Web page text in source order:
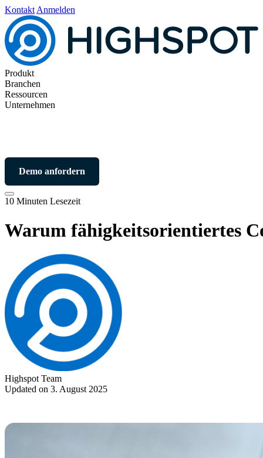
Kontakt Anmelden
Produkt
Branchen
Ressourcen
Unternehmen
Demo anfordern
10 Minuten Lesezeit
Warum fähigkeitsorientiertes
Highspot Team
Updated on 3. August 2025